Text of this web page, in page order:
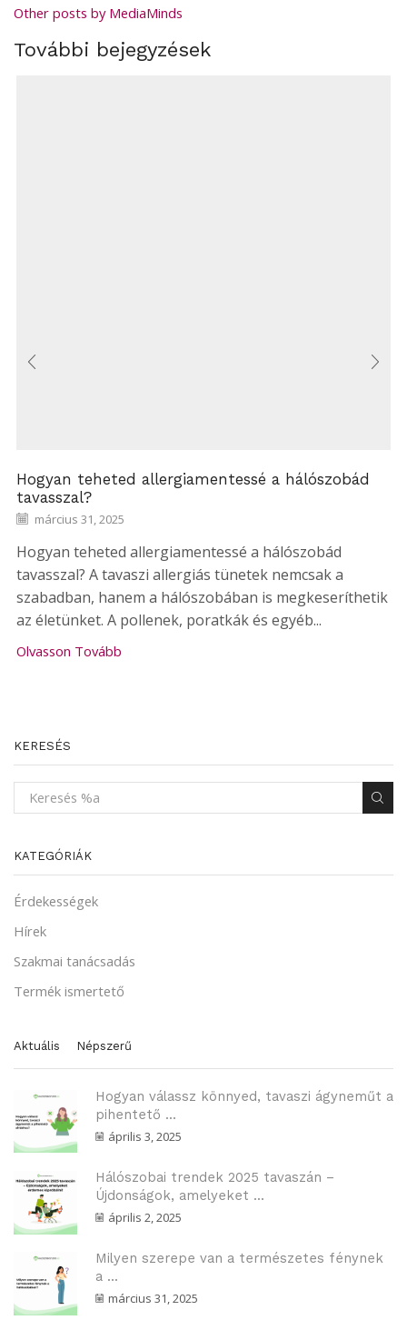
Other posts by MediaMinds
További bejegyzések
Hogyan teheted allergiamentessé a hálószobád
tavasszal?
március 31, 2025
Hogyan teheted allergiamentessé a hálószobád
tavasszal? A tavaszi allergiás tünetek nemcsak a
szabadban, hanem a hálószobában is megkeseríthetik
az életünket. A pollenek, poratkák és egyéb...
Olvasson Tovább
KERESÉS
KATEGÓRIÁK
Érdekességek
Hírek
Szakmai tanácsadás
Termék ismertető
Aktuális Népszerű
Hogyan válassz könnyed, tavaszi ágyneműt a
pihentető ...
április 3, 2025
Hálószobai trendek 2025 tavaszán –
Újdonságok, amelyeket ...
április 2, 2025
Milyen szerepe van a természetes fénynek
a ...
március 31, 2025